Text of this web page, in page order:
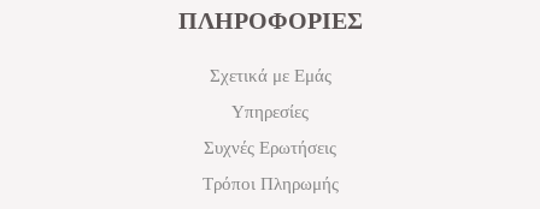
ΠΛΗΡΟΦΟΡΙΕΣ
Σχετικά με Εμάς
Υπηρεσίες
Συχνές Ερωτήσεις
Τρόποι Πληρωμής